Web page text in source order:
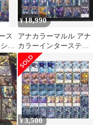
ス
ッ
¥18,990
アナカラーマルル アナ
カラーインターステラ
調整パーツ付き【大会
優勝経験あり】
¥3,500